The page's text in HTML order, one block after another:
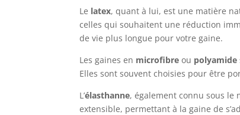
Le latex, quant à lui, est une matière
celles qui souhaitent une réduction
de vie plus longue pour votre gaine.
Les gaines en microfibre ou polyamide
Elles sont souvent choisies pour être
L’élasthanne, également connu sous
extensible, permettant à la gaine de